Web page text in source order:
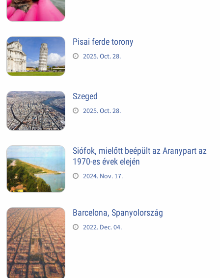
Pisai ferde torony
2025. Oct. 28.
Szeged
2025. Oct. 28.
Siófok, mielőtt beépült az Aranypart az
1970-es évek elején
2024. Nov. 17.
Barcelona, Spanyolország
2022. Dec. 04.